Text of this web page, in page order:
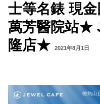
士等名錶 現
萬芳醫院站★
隆店★
2021年8月1日